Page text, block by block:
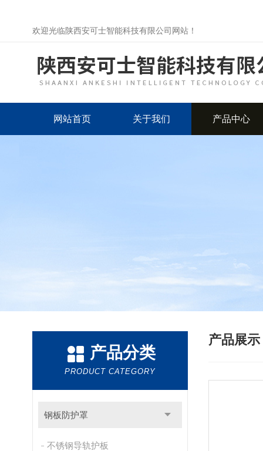
欢迎光临陕西安可士智能科技有限公司网站！
网站首页 关于我们 产品中心
产品分类
PRODUCT CATEGORY
钢板防护罩
不锈钢导轨护板
产品展示